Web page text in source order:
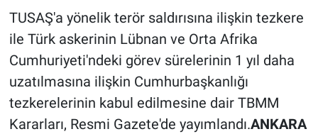
TUSAŞ'a yönelik terör saldırısına ilişkin tezkere
ile Türk askerinin Lübnan ve Orta Afrika
Cumhuriyeti'ndeki görev sürelerinin 1 yıl daha
uzatılmasına ilişkin Cumhurbaşkanlığı
tezkerelerinin kabul edilmesine dair TBMM
Kararları, Resmi Gazete'de yayımlandı.ANKARA